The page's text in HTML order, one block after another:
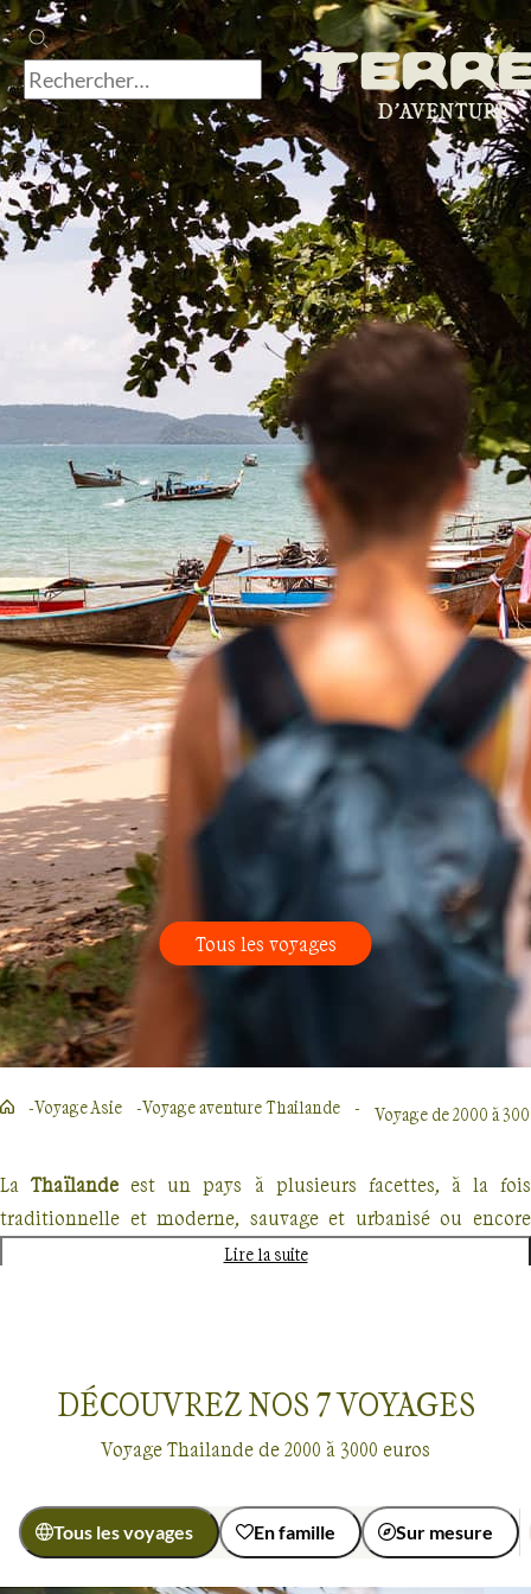
Tous les voyages
Voyage Asie Voyage aventure Thailande Voyage de 2000 à
LaThaïlande est un pays à plusieurs facettes, à la fois
traditionnelle et moderne, sauvage et urbanisé ou encore
marchons à travers forêts de bambous, vallées fertiles, rizières
nombreux villages isolés, peuplés d'ethnies montagnardes,
sont pour nous l'occasion de rencontres et d'échanges avec
Lire la suite
DÉCOUVREZ NOS 7VOYAGES
Voyage Thailande de 2000 à 3000 euros
Tous les voyages En famille Sur mesure